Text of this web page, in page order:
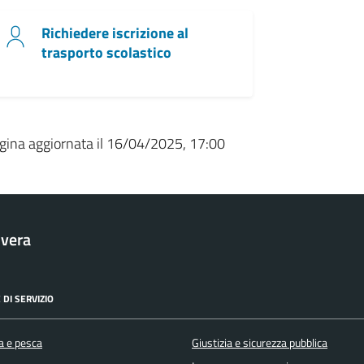
Richiedere iscrizione al
trasporto scolastico
aggiornata il 16/04/2025, 17:00
DI SERVIZIO
e pesca
Giustizia e sicurezza pubblica